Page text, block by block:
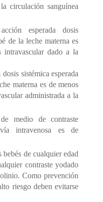
circulación sanguínea
esperada dosis
de la leche materna es
dado a la
sistémica esperada
materna es de menos
administrada a la
medio de contraste
intravenosa es de
bebés de cualquier edad
contraste yodado
Como prevención
riesgo deben evitarse